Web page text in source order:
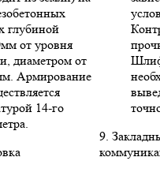
глубиной
от уровня
диаметром от
Армирование
14-го
9.